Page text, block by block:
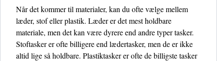
Når det kommer til materialer, kan du ofte vælge mellem
læder, stof eller plastik. Læder er det mest holdbare
materiale, men det kan være dyrere end andre typer tasker.
Stoftasker er ofte billigere end lædertasker, men de er ikke
altid lige så holdbare. Plastiktasker er ofte de billigste tasker